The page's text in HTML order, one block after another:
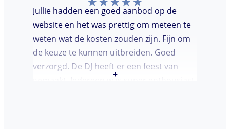
Jullie hadden een goed aanbod op de
website en het was prettig om meteen te
weten wat de kosten zouden zijn. Fijn om
de keuze te kunnen uitbreiden. Goed
verzorgd. De DJ heeft er een feest van
gemaakt. Iedereen was super enthousiast,
+